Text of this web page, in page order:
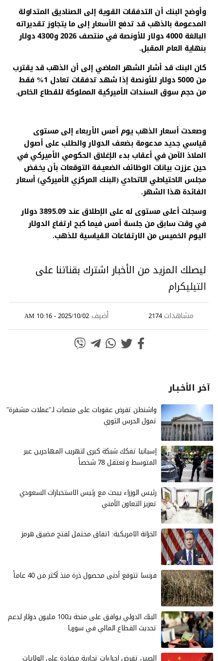
وأوضح البنك أن التدفقات القوية إلى الصناديق المتداولة
المدعومة بالذهب قد تدفع الأسعار إلى ما يتجاوز تقديراته
البالغة 4000 دولار للأونصة في منتصف 2026 و4300 دولار
بنهاية العام المقبل.
كان البنك قد أشار الشهر الماضي إلى أن الذهب قد يقترب
من 5000 دولار للأونصة إذا شهد تدفقات تعادل 1% فقط
من حجم سوق السندات الأميركية المملوكة للقطاع الخاص.
وصعدت أسعار الذهب يوم أمس الأربعاء إلى مستوى
قياسي جديد مدعومة بضعف الدولار والطلب على أصول
الملاذ الآمن في أعقاب بدء الإغلاق الحكومي الأميركي في
حين عززت بيانات الوظائف الضعيفة التوقعات بأن يخفض
مجلس الاحتياطي الاتحادي (البنك المركزي الأميركي) أسعار
الفائدة هذا الشهر.
وسجلت أعلى مستوى له على الإطلاق عند 3895.09 دولار
في وقت سابق من جلسة أمس فيما كبح ارتفاع الدولار
اليوم الخميس من الارتفاعات القياسية للذهب.
ليصلك المزيد من الأخبار اشترك بقناتنا على
التيليكرام
مشاهدات2174 أضيف 2025/10/02 - 10:16 AM
آخر الأخـبـار
واشنطن تفرض عقوبات على منصات لـ"عملات مشفرة"
تمول الحرس الثوري
إسبانيا تفكك شبكة كبرى لتهريب المهاجرين عبر
المتوسط وتعتقل 78 شخصاً
رئيس الوزراء يبحث مع رئيس الاستخبارات السعودي
تعزيز التعاون الأمني
الخزانة الامريكية: اتفاق محتمل لفتح مضيق هرمز
فرنسا تتوقع أدنى محصول ذرة منذ أكثر من 40 عاماً
البنك الدولي يوافق على منحة بـ100 مليون دولار لدعم
تحديث القطاع المالي في سوريا